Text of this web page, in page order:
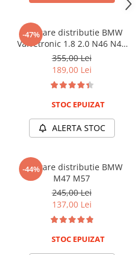
-47%
Kit fixare distributie BMW
Valvetronic 1.8 2.0 N46 N42
N46T
355,00 Lei
189,00 Lei
STOC EPUIZAT
ALERTA STOC
-44%
Kit fixare distributie BMW
M47 M57
245,00 Lei
137,00 Lei
STOC EPUIZAT